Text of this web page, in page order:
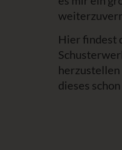
Hier findest
herzustellen
dieses